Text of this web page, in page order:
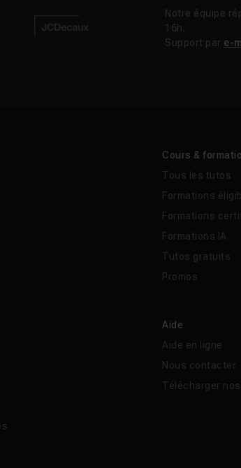
Notre équipe
16h.
Support par e-
Cours &
Tous les tutos
Formations
Formations
Formations IA
Tutos gratuits
Promos
Aide
Aide en ligne
Nous contacter
Télécharger